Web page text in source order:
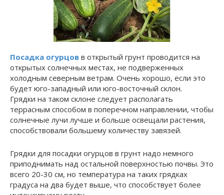
Посадка огурцов в открытый грунт проводится на
открытых солнечных местах, не подверженных
холодным северным ветрам. Очень хорошо, если это
будет юго-западный или юго-восточный склон.
Грядки на таком склоне следует располагать
террасным способом в поперечном направлении, чтобы
солнечные лучи лучше и больше освещали растения,
способствовали большему количеству завязей.
Грядки для посадки огурцов в грунт надо немного
приподнимать над остальной поверхностью почвы. Это
всего 20-30 см, но температура на таких грядках
градуса на два будет выше, что способствует более